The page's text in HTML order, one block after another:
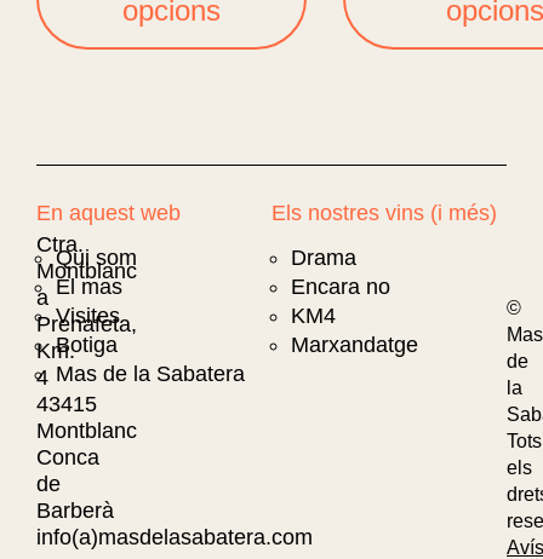
opcions
opcions
Ctra.
Montblanc
a
Prenafeta,
Km.
4
43415
Montblanc
Conca
de
Barberà
info(a)masdelasabatera.com
En aquest web
Qui som
El mas
Visites
Botiga
Mas de la Sabatera
Els nostres vins (i més)
Drama
Encara no
KM4
Marxandatge
©
Mas
de
la
Tots
els
Avís